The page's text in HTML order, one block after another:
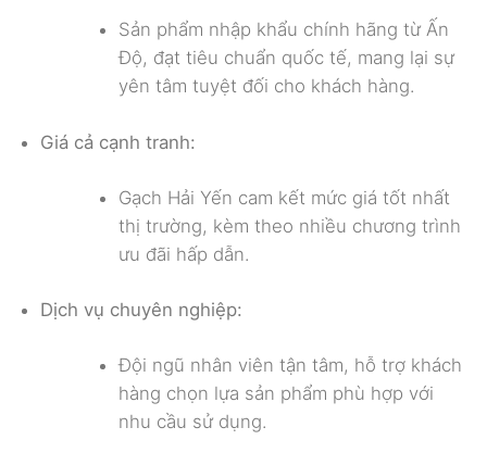
Sản phẩm nhập khẩu chính hãng từ Ấn
Độ, đạt tiêu chuẩn quốc tế, mang lại sự
yên tâm tuyệt đối cho khách hàng.
Giá cả cạnh tranh:
Gạch Hải Yến cam kết mức giá tốt nhất
thị trường, kèm theo nhiều chương trình
ưu đãi hấp dẫn.
Dịch vụ chuyên nghiệp:
Đội ngũ nhân viên tận tâm, hỗ trợ khách
hàng chọn lựa sản phẩm phù hợp với
nhu cầu sử dụng.